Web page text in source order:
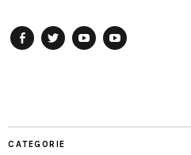
CATEGORIE